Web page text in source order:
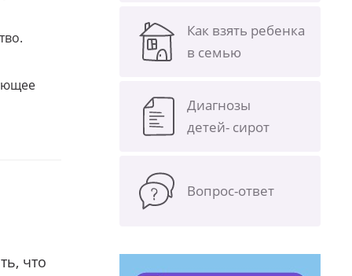
что
Как взять ребенка
в семью
Диагнозы
детей- сирот
Вопрос-ответ